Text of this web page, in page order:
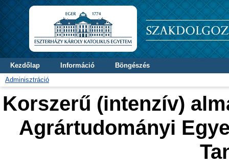
Kezdőlap Információ
Böngészés
Adminisztráció
Korszerű (intenzív)
Agrártudományi